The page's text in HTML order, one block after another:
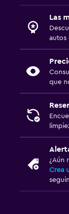
Las
autos
que
¿Aún
Crea